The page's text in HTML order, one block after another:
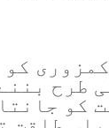
کو
طرح
کو